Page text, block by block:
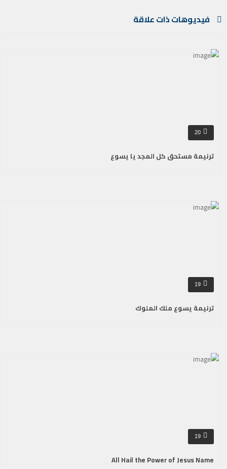
فيديوهات ذات علاقة
20
ترنيمة مستحق كل المجد يا يسوع
19
ترنيمة يسوع ملك الملوك
19
All Hail the Power of Jesus Name